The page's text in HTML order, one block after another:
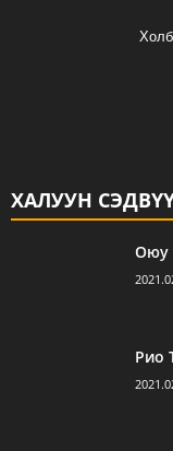
ХАЛУУН
Оюу
Рио